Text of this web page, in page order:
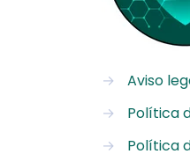
→
Aviso
→
Política
→
Política